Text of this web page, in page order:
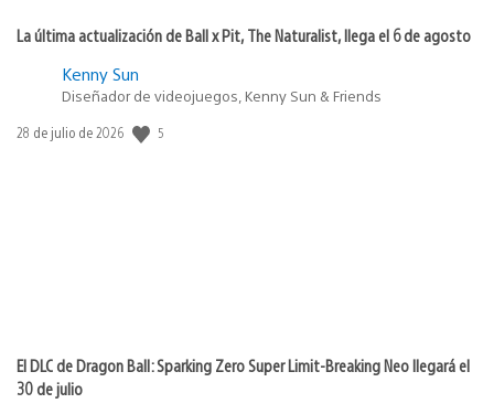
La última actualización de Ball x Pit, The Naturalist, llega el 6 de agosto
Kenny Sun
Diseñador de videojuegos, Kenny Sun & Friends
Fecha
28 de julio de 2026 5
El DLC de Dragon Ball: Sparking Zero Super Limit-Breaking Neo llegará el
30 de julio